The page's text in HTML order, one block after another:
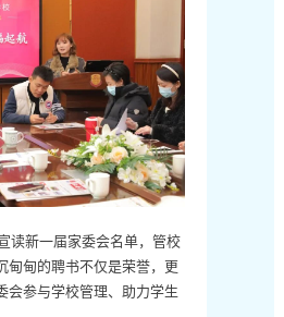
读新一届家委会名单，管校
甸甸的聘书不仅是荣誉，更
会参与学校管理、助力学生